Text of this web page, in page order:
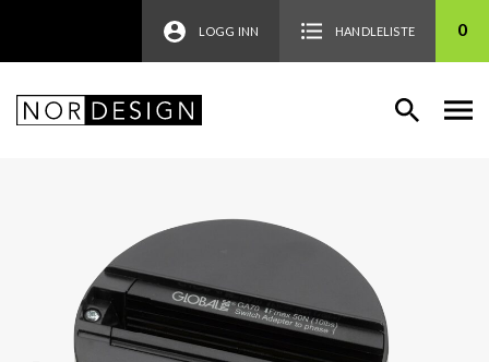
LOGG INN HANDLELISTE 0